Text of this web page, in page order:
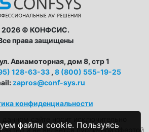
2026 © КОНФСИС.
права защищены
Авиамоторная, дом 8, стр 1
128-63-33 , 8 (800) 555-19-25
zapros@conf-sys.ru
конфиденциальности
и не является публичной офертой
файлы cookie. Пользуясь